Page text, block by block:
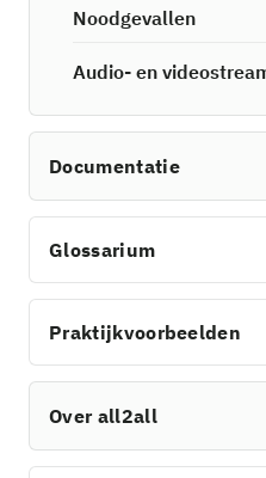
Noodgevallen
Audio- en
Documentatie
Glossarium
Praktijkvoorbeelden
Over all2all